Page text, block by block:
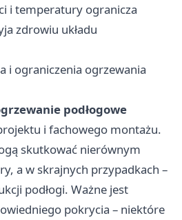
i temperatury ogranicza
zdrowiu układu
i ograniczenia ogrzewania
podłogowe
i fachowego montażu.
skutkować nierównym
a w skrajnych przypadkach –
podłogi. Ważne jest
pokrycia – niektóre